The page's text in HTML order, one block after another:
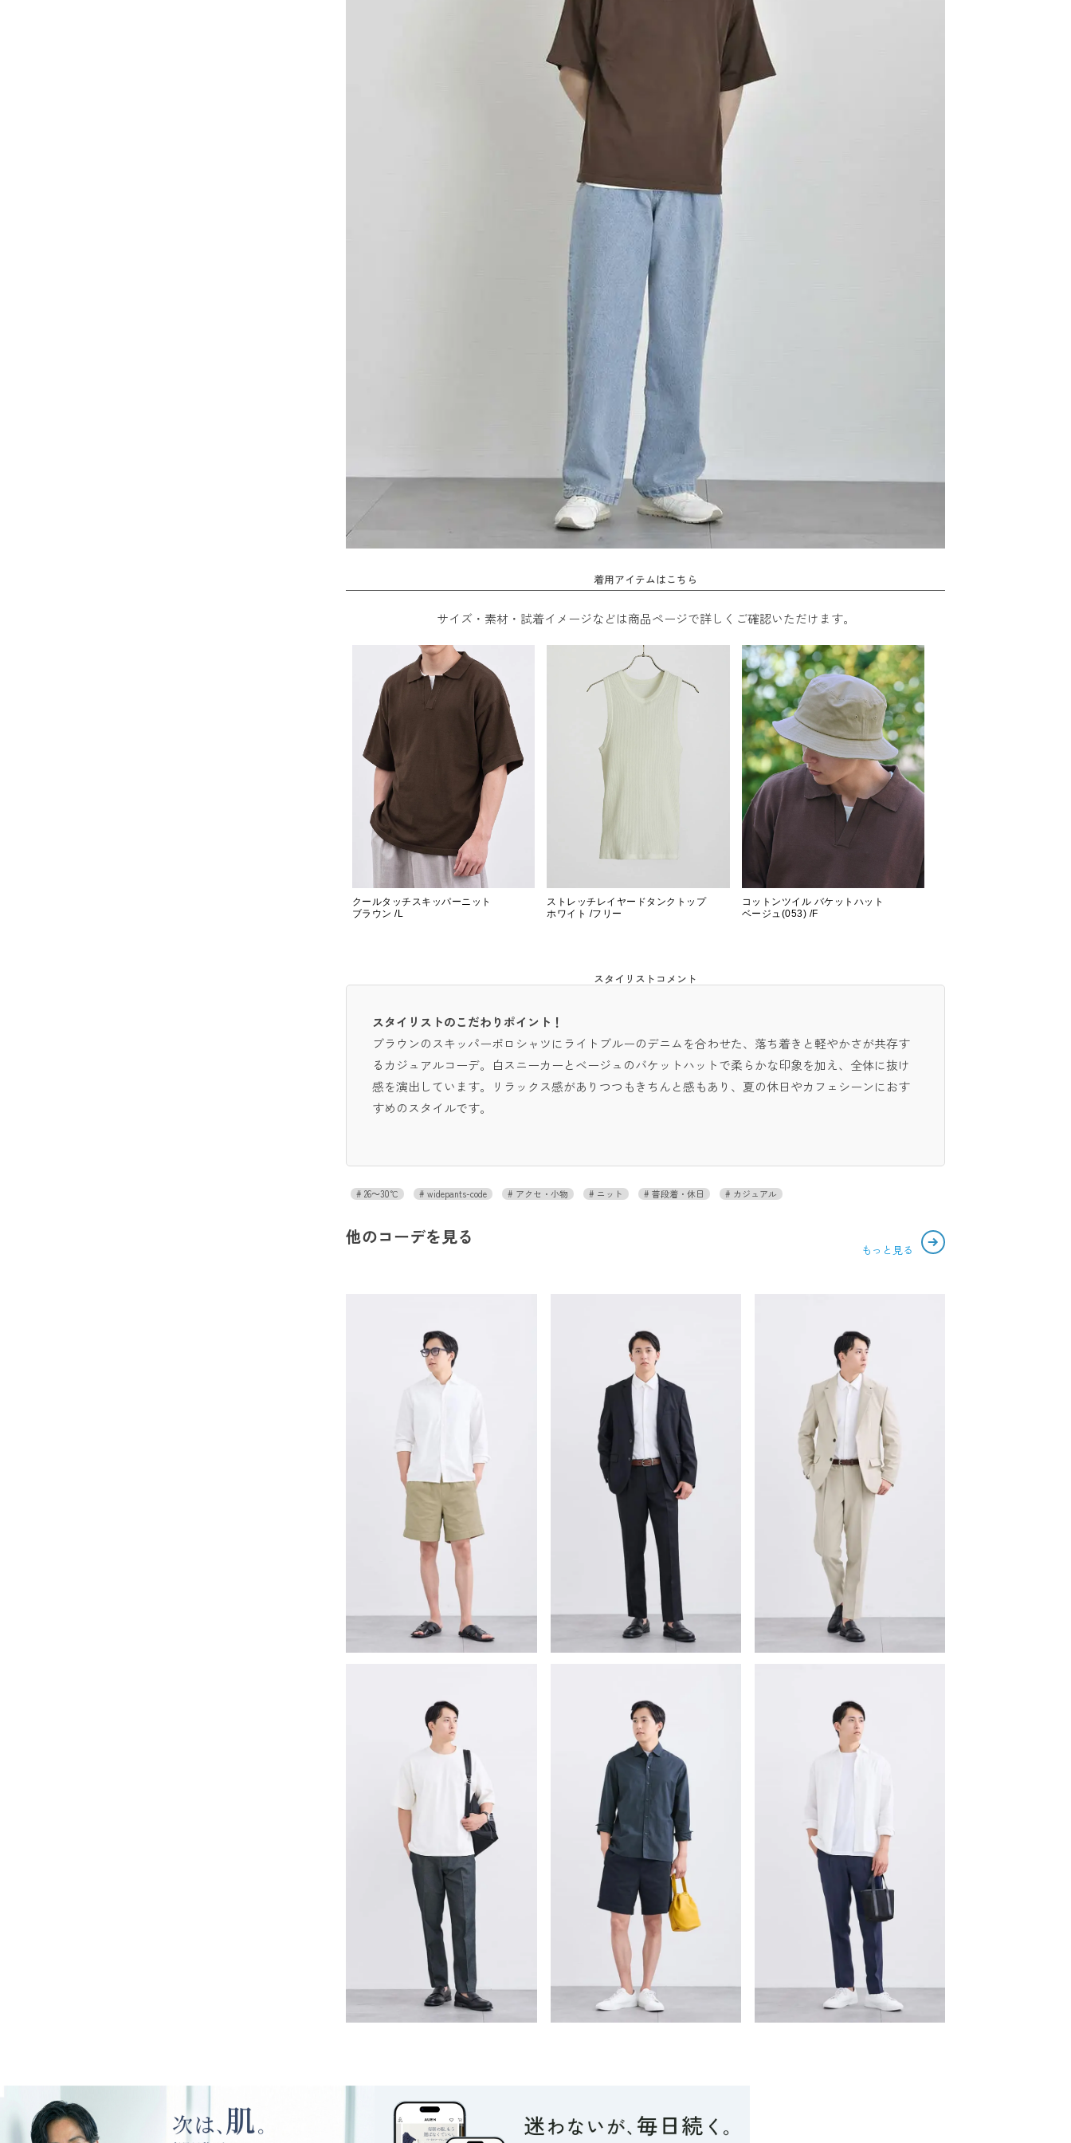
着用アイテムはこちら
サイズ・素材・試着イメージなどは商品ページで詳しくご確認いただけます。
クールタッチスキッパーニット
ブラウン /L
ストレッチレイヤードタンクトップ
ホワイト /フリー
コットンツイル バケットハット
ベージュ(053) /F
スタイリストコメント
スタイリストのこだわりポイント！
ブラウンのスキッパーポロシャツにライトブルーのデニムを合わせた、落ち着きと軽やかさが共存す
るカジュアルコーデ。白スニーカーとベージュのバケットハットで柔らかな印象を加え、全体に抜け
感を演出しています。リラックス感がありつつもきちんと感もあり、夏の休日やカフェシーンにおす
すめのスタイルです。
26～30℃ widepants-code アクセ・小物 ニット 普段着・休日 カジュアル
他のコーデを見る
もっと見る